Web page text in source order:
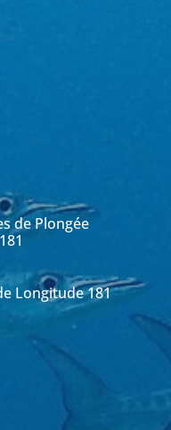
de Plongée
Longitude 181